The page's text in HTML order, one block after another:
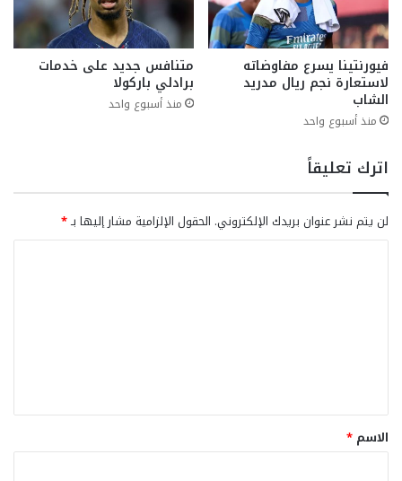
فيورنتينا يسرع مفاوضاته
لاستعارة نجم ريال مدريد
الشاب
منذ أسبوع واحد
متنافس جديد على خدمات
برادلي باركولا
منذ أسبوع واحد
اترك تعليقاً
لن يتم نشر عنوان بريدك الإلكتروني. الحقول الإلزامية مشار إليها بـ*
ق
*
الاسم *